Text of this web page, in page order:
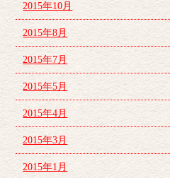
2015年10月
2015年8月
2015年7月
2015年5月
2015年4月
2015年3月
2015年1月